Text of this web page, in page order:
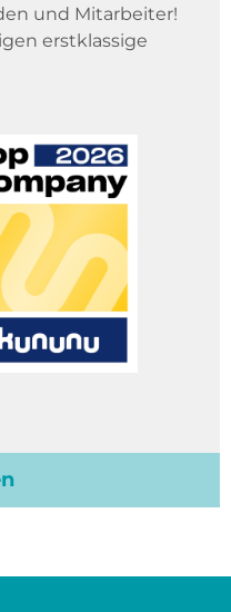
und Mitarbeiter!
erstklassige